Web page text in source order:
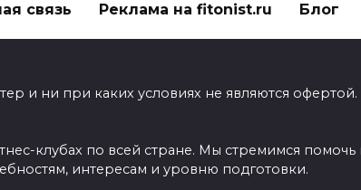
связь Реклама на fitonist.ru Блог
и ни при каких условиях не являются
клубах по всей стране. Мы стремимся помочь
интересам и уровню подготовки.